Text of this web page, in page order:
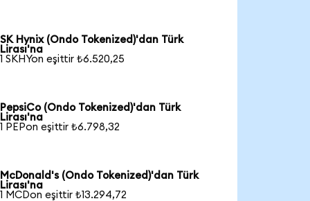
SK Hynix (Ondo Tokenized)'dan Türk
Lirası'na
1 SKHYon eşittir ₺6.520,25
PepsiCo (Ondo Tokenized)'dan Türk
Lirası'na
1 PEPon eşittir ₺6.798,32
McDonald's (Ondo Tokenized)'dan Türk
Lirası'na
1 MCDon eşittir ₺13.294,72